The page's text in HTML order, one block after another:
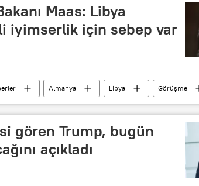
Maas: Libya
iyimserlik için sebep var
Almanya Libya
Görüşme
gören Trump, bugün
açıkladı